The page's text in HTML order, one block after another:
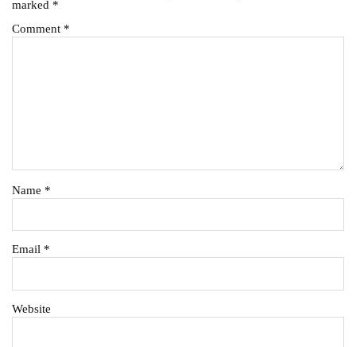
marked *
Comment *
Name *
Email *
Website